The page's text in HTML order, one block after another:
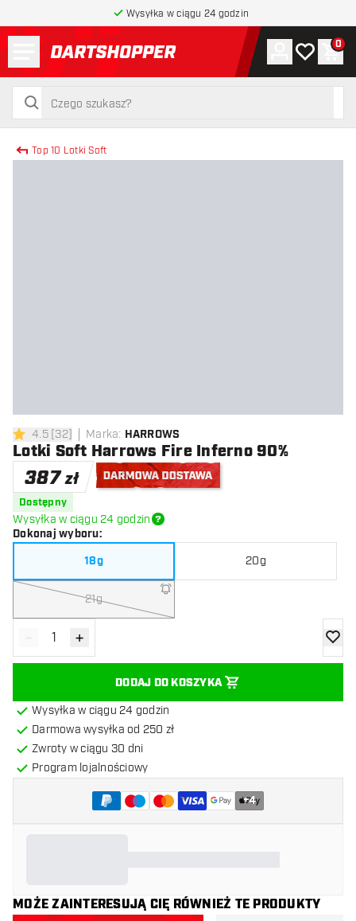
Wysyłka w ciągu 24 godzin
powrót do strony głównej
szukaj
szukaj
Konto
Moja lista
0
Top 10 Lotki Soft
4.5 gwiazdki oceny
4.5[32] Marka: HARROWS
Lotki Soft Harrows Fire Inferno 90%
387 zł
Dostępny
Wysyłka w ciągu 24 godzin
Dokonaj wyboru:
18g
20g
21g
Zmniejsz ilość
- Zwiększ ilość
+
DODAJ DO KOSZYKA
Wysyłka w ciągu 24 godzin
Darmowa wysyłka od 250 zł
Zwroty w ciągu 30 dni
Program lojalnościowy
+4
MOŻE ZAINTERESUJĄ CIĘ RÓWNIEŻ TE PRODUKTY